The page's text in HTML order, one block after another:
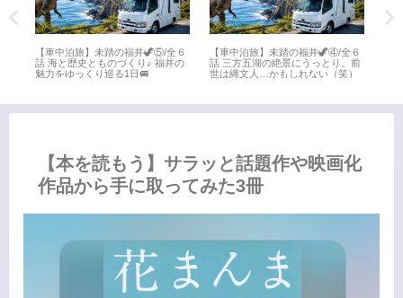
【車中泊旅】未踏の福井🦖⑤/全６
話 海と歴史とものづくり♪ 福井の
魅力をゆっくり巡る1日🚐
【車中泊旅】未踏の福井🦖④/全６
話 三方五湖の絶景にうっとり。前
世は縄文人…かもしれない（笑）
【本を読もう】サラッと話題作や映画化
作品から手に取ってみた3冊